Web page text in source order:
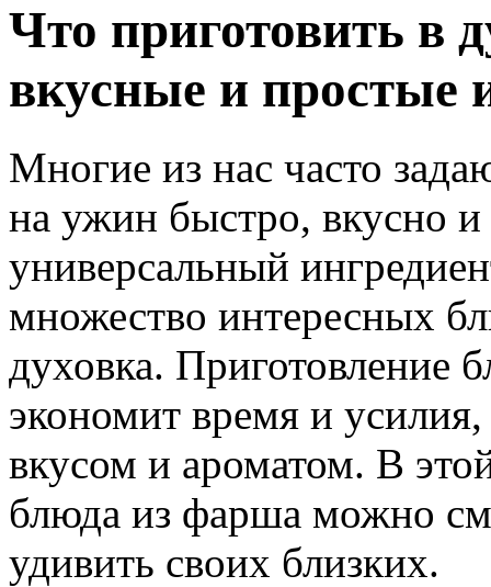
Что приготовить в
вкусные и простые
Многие из нас часто
на ужин быстро, вкусно
универсальный
множество интересных
духовка. Приготовление
экономит время и усилия,
вкусом и ароматом. В
блюда из фарша можно
удивить своих близких.